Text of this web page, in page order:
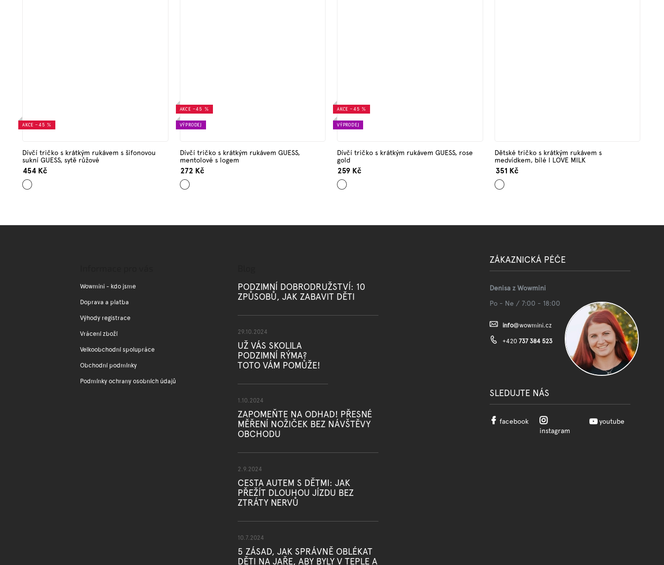
AKCE –45 %
Dívčí tričko s krátkým rukávem s šifonovou
sukní GUESS, sytě růžové
454 Kč
Tmavě
růžová
AKCE –45 %
VÝPRODEJ
Dívčí tričko s krátkým rukávem GUESS,
mentolové s logem
272 Kč
Mentolová
AKCE –45 %
VÝPRODEJ
Dívčí tričko s krátkým rukávem GUESS, rose
gold
259 Kč
Starorůžová
Dětské tričko s krátkým rukávem s
medvídkem, bílé I LOVE MILK
351 Kč
Bílá
Wowmini - kdo jsme
Doprava a platba
Výhody registrace
Vrácení zboží
Velkoobchodní spolupráce
Obchodní podmínky
Podmínky ochrany osobních údajů
PODZIMNÍ DOBRODRUŽSTVÍ: 10
ZPŮSOBŮ, JAK ZABAVIT DĚTI
29.10.2024
UŽ VÁS SKOLILA
PODZIMNÍ RÝMA?
TOTO VÁM POMŮŽE!
1.10.2024
ZAPOMEŇTE NA ODHAD! PŘESNÉ
MĚŘENÍ NOŽIČEK BEZ NÁVŠTĚVY
OBCHODU
2.9.2024
CESTA AUTEM S DĚTMI: JAK
PŘEŽÍT DLOUHOU JÍZDU BEZ
ZTRÁTY NERVŮ
10.7.2024
5 ZÁSAD, JAK SPRÁVNĚ OBLÉKAT
DĚTI NA JAŘE, ABY BYLY V TEPLE A
ZÁKAZNICKÁ PÉČE
Denisa z Wowmini
Po - Ne / 7:00 - 18:00
info@wowmini.cz
+420 737 384 523
SLEDUJTE NÁS
facebook
instagram
youtube